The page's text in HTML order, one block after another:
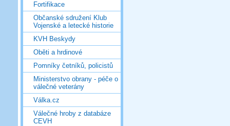
Fortifikace
Občanské sdružení Klub
Vojenské a letecké historie
KVH Beskydy
Oběti a hrdinové
Pomníky četníků, policistů
Ministerstvo obrany - péče o
válečné veterány
Válka.cz
Válečné hroby z databáze
CEVH